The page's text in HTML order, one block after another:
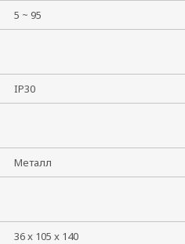
5 ~ 95
IP30
Металл
36 x 105 x 140